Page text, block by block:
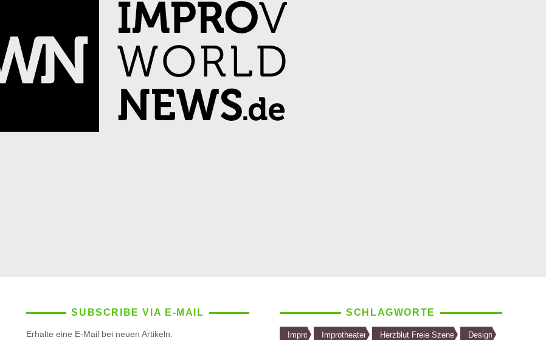
SUBSCRIBE VIA E-MAIL
Erhalte eine E-Mail bei neuen Artikeln.
SCHLAGWORTE
Impro Improtheater Herzblut Freie Szene Design